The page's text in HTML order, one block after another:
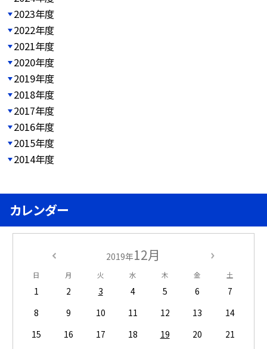
2023年度
2022年度
2021年度
2020年度
2019年度
2018年度
2017年度
2016年度
2015年度
2014年度
カレンダー
2019年12月
日 月 火 水 木 金 土
1 2 3 4 5 6
7
8
9 10 11 12 13
14
15
16 17 18 19 20
21